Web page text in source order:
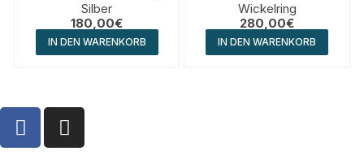
Silber
180,00€
IN DEN WARENKORB
Wickelring
280,00€
IN DEN WARENKORB